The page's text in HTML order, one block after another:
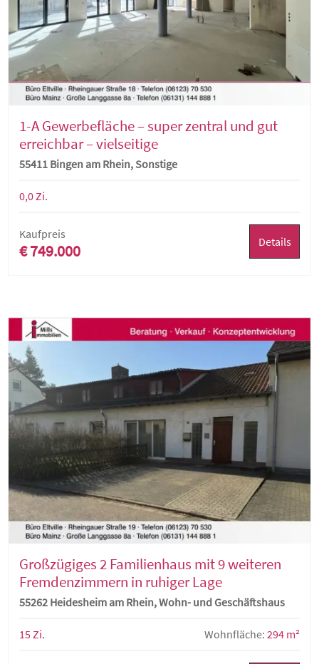
1-A Gewerbefläche – super zentral und gut
erreichbar – vielseitige
Nutzungsmöglichkeiten
55411 Bingen am Rhein, Sonstige
0,0 Zi.
Kaufpreis
€ 749.000 Details
Großzügiges 2 Familienhaus mit 9 weiteren
Fremdenzimmern in ruhiger Lage
55262 Heidesheim am Rhein, Wohn- und Geschäftshaus
15 Zi. Wohnfläche: 294 m²